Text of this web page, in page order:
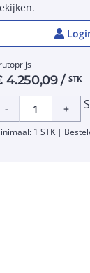
4.250,09/ STK
- +
1 STK |